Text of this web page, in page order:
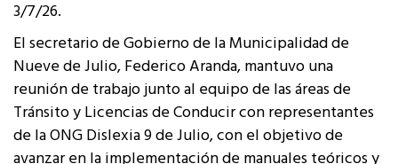
3/7/26.
El secretario de Gobierno de la Municipalidad de
Nueve de Julio, Federico Aranda, mantuvo una
reunión de trabajo junto al equipo de las áreas de
Tránsito y Licencias de Conducir con representantes
de la ONG Dislexia 9 de Julio, con el objetivo de